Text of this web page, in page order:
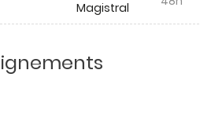
Magistral